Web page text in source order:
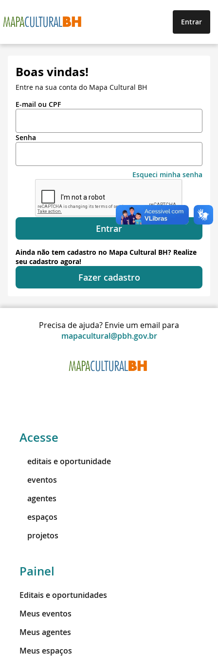
Entrar
Boas vindas!
Entre na sua conta do Mapa Cultural BH
E-mail ou CPF
Senha
Esqueci minha senha
Entrar
Ainda não tem cadastro no Mapa Cultural BH? Realize
seu cadastro agora!
Fazer cadastro
Precisa de ajuda? Envie um email para
mapacultural@pbh.gov.br
Acesse
editais e oportunidade
eventos
agentes
espaços
projetos
Painel
Editais e oportunidades
Meus eventos
Meus agentes
Meus espaços